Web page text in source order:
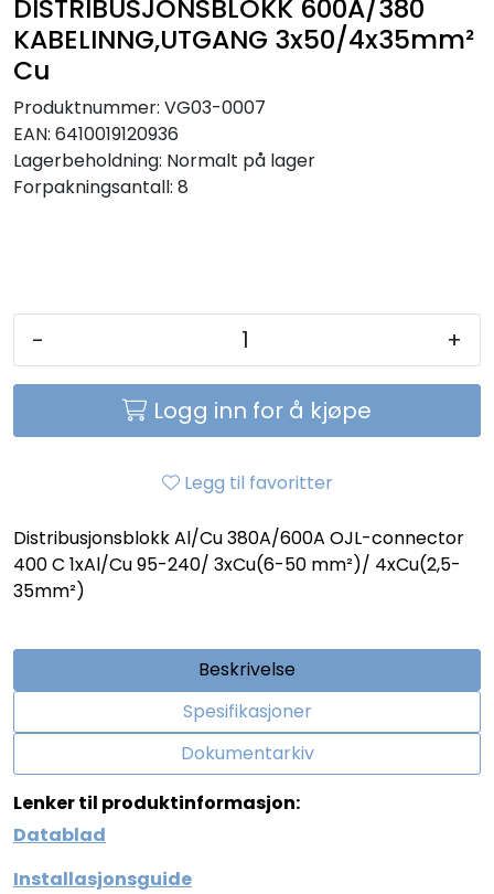
DISTRIBUSJONSBLOKK 600A/380
KABELINNG,UTGANG 3x50/4x35mm²
Cu
Produktnummer: VG03-0007
EAN: 6410019120936
Lagerbeholdning: Normalt på lager
Forpakningsantall: 8
- +
Logg inn for å kjøpe
Legg til favoritter
Distribusjonsblokk Al/Cu 380A/600A OJL-connector
400 C 1xAl/Cu 95-240/ 3xCu(6-50 mm²)/ 4xCu(2,5-
35mm²)
Beskrivelse
Spesifikasjoner
Dokumentarkiv
Lenker til produktinformasjon:
Datablad
Installasjonsguide
Sikringer
Leverandører
Nyheter